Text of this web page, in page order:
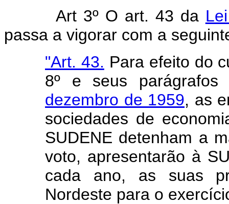
Art 3º O art. 43 da
passa a vigorar com a
"Art. 43. Para efeito do
8º e seus
dezembro de 1959, as
sociedades de
SUDENE detenham a
voto, apresentarão à
cada ano, as suas
Nordeste para o